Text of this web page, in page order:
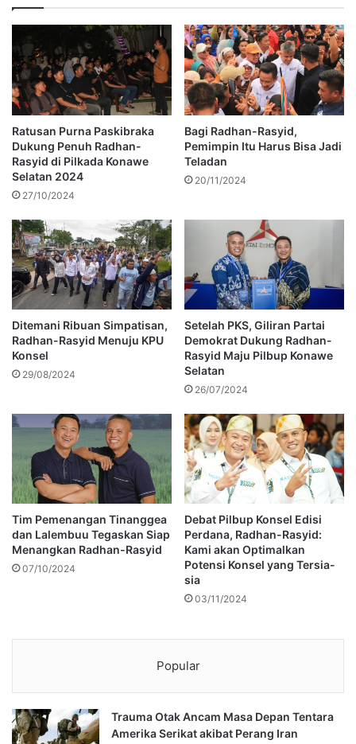
Ratusan Purna Paskibraka
Dukung Penuh Radhan-
Rasyid di Pilkada Konawe
Selatan 2024
27/10/2024
Bagi Radhan-Rasyid,
Pemimpin Itu Harus Bisa Jadi
Teladan
20/11/2024
Ditemani Ribuan Simpatisan,
Radhan-Rasyid Menuju KPU
Konsel
29/08/2024
Setelah PKS, Giliran Partai
Demokrat Dukung Radhan-
Rasyid Maju Pilbup Konawe
Selatan
26/07/2024
Tim Pemenangan Tinanggea
dan Lalembuu Tegaskan Siap
Menangkan Radhan-Rasyid
07/10/2024
Debat Pilbup Konsel Edisi
Perdana, Radhan-Rasyid:
Kami akan Optimalkan
Potensi Konsel yang Tersia-
sia
03/11/2024
Popular
Trauma Otak Ancam Masa Depan Tentara
Amerika Serikat akibat Perang Iran